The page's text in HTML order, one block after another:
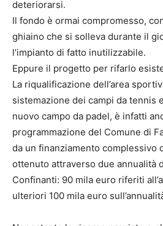
deteriorarsi.
Il fondo è ormai compromesso,
ghiaino che si solleva durante il
l’impianto di fatto inutilizzabile.
Eppure il progetto per rifarlo
La riqualificazione dell’area
sistemazione dei campi da tennis
nuovo campo da padel, è infatti
programmazione del Comune di
da un finanziamento complessivo
ottenuto attraverso due annualità
Confinanti: 90 mila euro riferiti
ulteriori 100 mila euro